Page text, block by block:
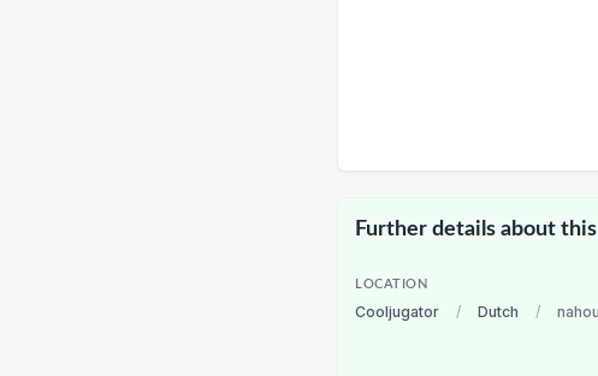
Further details about
LOCATION
Cooljugator / Dutch /